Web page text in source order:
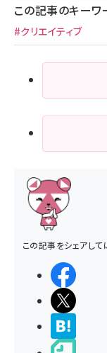
この記事のキーワ
#クリエイティブ
この記事をシェアして